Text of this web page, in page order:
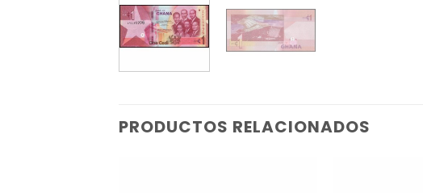
PRODUCTOS RELACIONADOS